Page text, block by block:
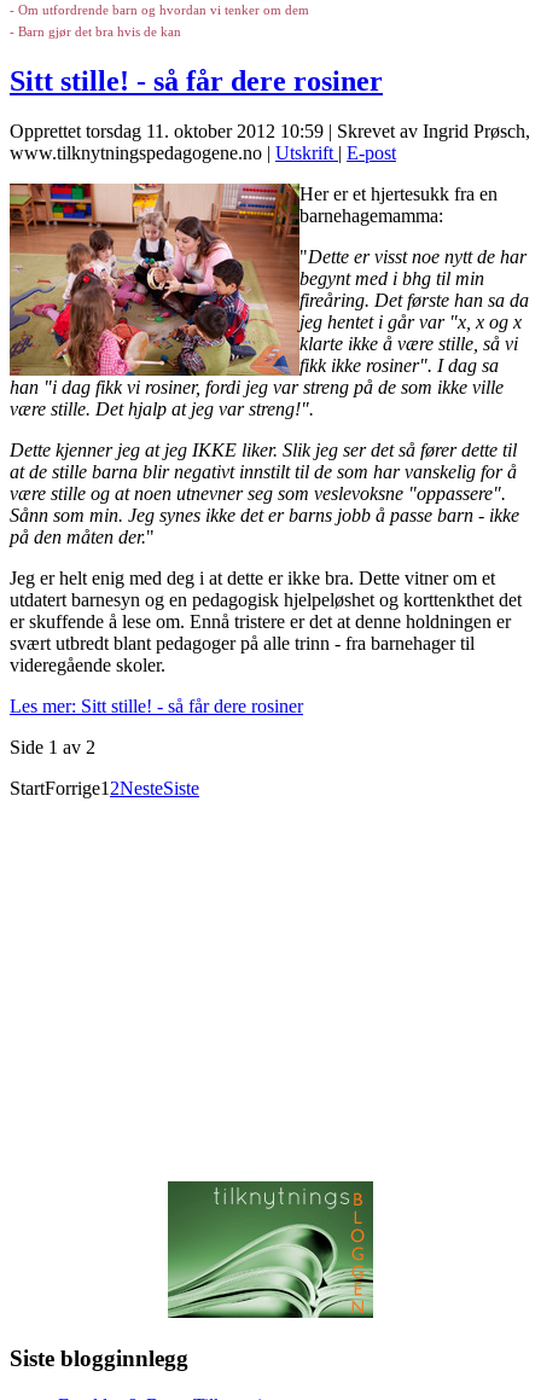
- Om utfordrende barn og hvordan vi tenker om dem
- Barn gjør det bra hvis de kan
Sitt stille! - så får dere rosiner
Opprettet torsdag 11. oktober 2012 10:59 | Skrevet av Ingrid Prøsch,
www.tilknytningspedagogene.no | Utskrift | E-post
Her er et hjertesukk fra en
barnehagemamma:
"Dette er visst noe nytt de har
begynt med i bhg til min
fireåring. Det første han sa da
jeg hentet i går var "x, x og x
klarte ikke å være stille, så vi
fikk ikke rosiner". I dag sa
han "i dag fikk vi rosiner, fordi jeg var streng på de som ikke ville
være stille. Det hjalp at jeg var streng!".
Dette kjenner jeg at jeg IKKE liker. Slik jeg ser det så fører dette til
at de stille barna blir negativt innstilt til de som har vanskelig for å
være stille og at noen utnevner seg som veslevoksne "oppassere".
Sånn som min. Jeg synes ikke det er barns jobb å passe barn - ikke
på den måten der."
Jeg er helt enig med deg i at dette er ikke bra. Dette vitner om et
utdatert barnesyn og en pedagogisk hjelpeløshet og korttenkthet det
er skuffende å lese om. Ennå tristere er det at denne holdningen er
svært utbredt blant pedagoger på alle trinn - fra barnehager til
videregående skoler.
Les mer: Sitt stille! - så får dere rosiner
Side 1 av 2
StartForrige12NesteSiste
Siste blogginnlegg